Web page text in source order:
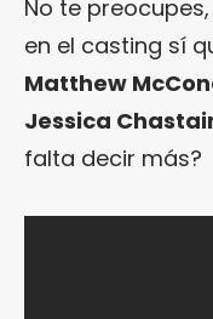
No te
en el casting sí
Matthew
Jessica
falta decir más?